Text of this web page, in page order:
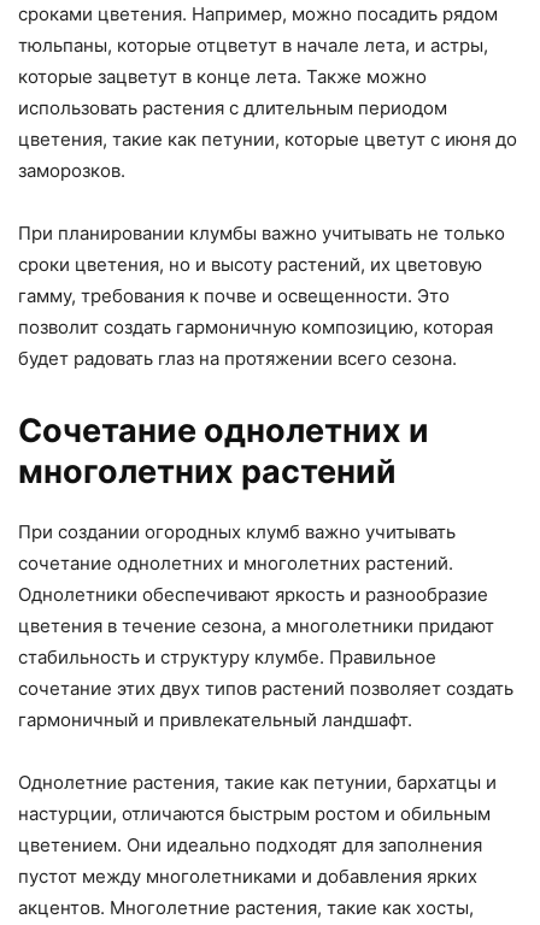
сроками цветения. Например, можно посадить рядом
тюльпаны, которые отцветут в начале лета, и астры,
которые зацветут в конце лета. Также можно
использовать растения с длительным периодом
цветения, такие как петунии, которые цветут с июня до
заморозков.
При планировании клумбы важно учитывать не только
сроки цветения, но и высоту растений, их цветовую
гамму, требования к почве и освещенности. Это
позволит создать гармоничную композицию, которая
будет радовать глаз на протяжении всего сезона.
Сочетание однолетних и
многолетних растений
При создании огородных клумб важно учитывать
сочетание однолетних и многолетних растений.
Однолетники обеспечивают яркость и разнообразие
цветения в течение сезона, а многолетники придают
стабильность и структуру клумбе. Правильное
сочетание этих двух типов растений позволяет создать
гармоничный и привлекательный ландшафт.
Однолетние растения, такие как петунии, бархатцы и
настурции, отличаются быстрым ростом и обильным
цветением. Они идеально подходят для заполнения
пустот между многолетниками и добавления ярких
акцентов. Многолетние растения, такие как хосты,